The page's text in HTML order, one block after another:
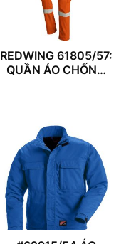
REDWING 61805/57:
QUẦN ÁO CHỐNG